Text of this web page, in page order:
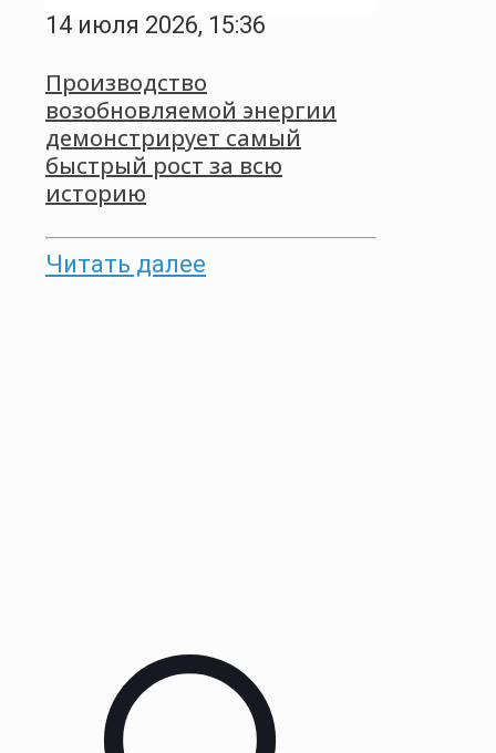
14 июля 2026, 15:36
Производство
возобновляемой энергии
демонстрирует самый
быстрый рост за всю
историю
Читать далее